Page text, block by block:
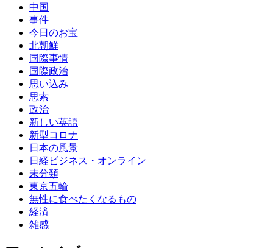
中国
事件
今日のお宝
北朝鮮
国際事情
国際政治
思い込み
思索
政治
新しい英語
新型コロナ
日本の風景
日経ビジネス・オンライン
未分類
東京五輪
無性に食べたくなるもの
経済
雑感